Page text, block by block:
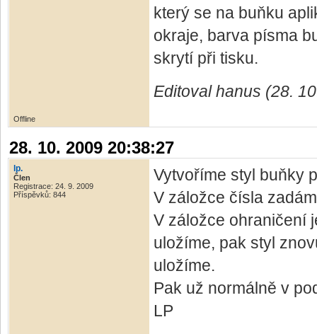
který se na buňku
okraje, barva písma
skrytí při tisku.
Editoval hanus (28.
Offline
28. 10. 2009 20:38:27
lp.
Člen
Registrace: 24. 9. 2009
Příspěvků: 844
Vytvoříme styl buňky
V záložce čísla
V záložce ohraničení
uložíme, pak styl
uložíme.
Pak už normálně v
LP